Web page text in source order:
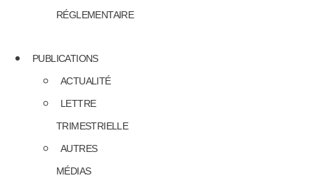
RÉGLEMENTAIRE
PUBLICATIONS
ACTUALITÉ
LETTRE
TRIMESTRIELLE
AUTRES
MÉDIAS